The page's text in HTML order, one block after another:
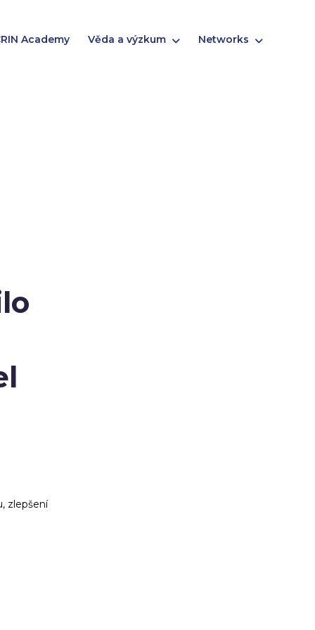
Academy Věda a výzkum
Networks
zlepšení